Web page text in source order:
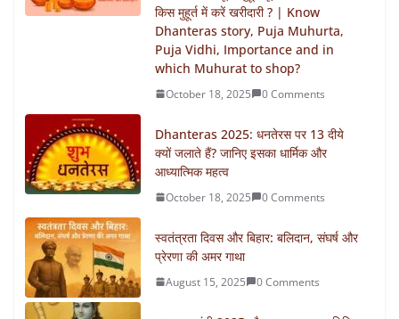
किस मुहूर्त में करें खरीदारी ? | Know
Dhanteras story, Puja Muhurta,
Puja Vidhi, Importance and in
which Muhurat to shop?
October 18, 2025 0 Comments
Dhanteras 2025: धनतेरस पर 13 दीये
क्यों जलाते हैं? जानिए इसका धार्मिक और
आध्यात्मिक महत्व
October 18, 2025 0 Comments
स्वतंत्रता दिवस और बिहार: बलिदान, संघर्ष और
प्रेरणा की अमर गाथा
August 15, 2025 0 Comments